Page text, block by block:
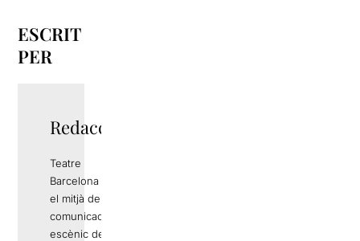
ESCRIT
PER
Redacció
Teatre
Barcelona és
el mitjà de
comunicació
escènic de